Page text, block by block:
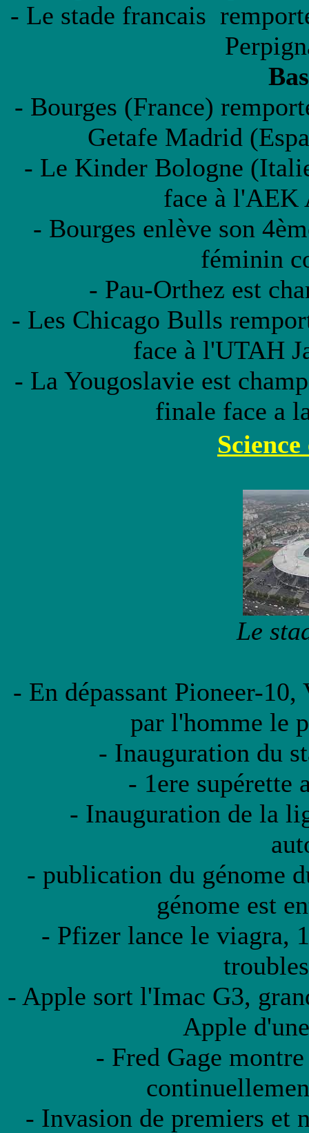
- Le stade francais
- Bourges (France)
Getafe Madrid
- Le Kinder Bologne
face à l'AEK
- Bourges enlève son
féminin
- Pau-Orthez est
- Les Chicago Bulls
face à l'UTAH
- La Yougoslavie est
finale face a
Le
- En dépassant Pioneer-
par l'homme le
- Inauguration du
- 1ere supérette
- Inauguration de la
- publication du génome
génome est
- Pfizer lance le viagra,
- Apple sort l'Imac G3,
Apple
- Fred Gage
- Invasion de premiers et